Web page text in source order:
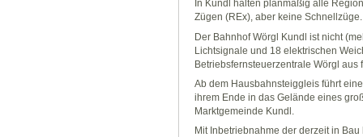
In Kundl halten planmäßig alle
Zügen (REx), aber keine Schnellzüge.
Der Bahnhof Wörgl Kundl ist nicht
Lichtsignale und 18 elektrischen
Betriebsfernsteuerzentrale Wörgl aus
Ab dem Hausbahnsteiggleis führt
ihrem Ende in das Gelände eines
Marktgemeinde Kundl.
Mit Inbetriebnahme der derzeit in